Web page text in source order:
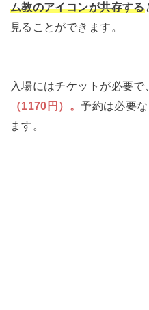
ム教のアイコンが共存する
見ることができます。
入場にはチケットが必要
（1170円）。予約は必要
ます。